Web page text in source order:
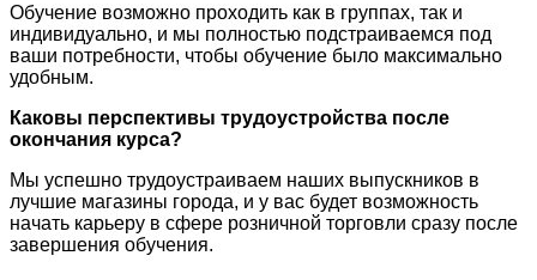
Обучение возможно проходить как в группах, так и
индивидуально, и мы полностью подстраиваемся под
ваши потребности, чтобы обучение было максимально
удобным.
Каковы перспективы трудоустройства после
окончания курса?
Мы успешно трудоустраиваем наших выпускников в
лучшие магазины города, и у вас будет возможность
начать карьеру в сфере розничной торговли сразу после
завершения обучения.